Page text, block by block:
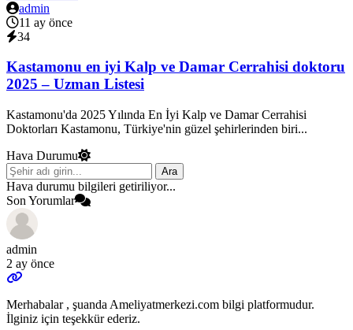
admin
11 ay önce
34
Kastamonu en iyi Kalp ve Damar Cerrahisi doktoru
2025 – Uzman Listesi
Kastamonu'da 2025 Yılında En İyi Kalp ve Damar Cerrahisi
Doktorları Kastamonu, Türkiye'nin güzel şehirlerinden biri...
Hava Durumu
Ara
Hava durumu bilgileri getiriliyor...
Son Yorumlar
admin
2 ay önce
Merhabalar , şuanda Ameliyatmerkezi.com bilgi platformudur.
İlginiz için teşekkür ederiz.